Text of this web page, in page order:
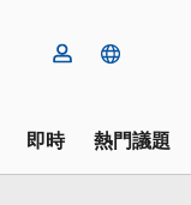
即時 熱門議題